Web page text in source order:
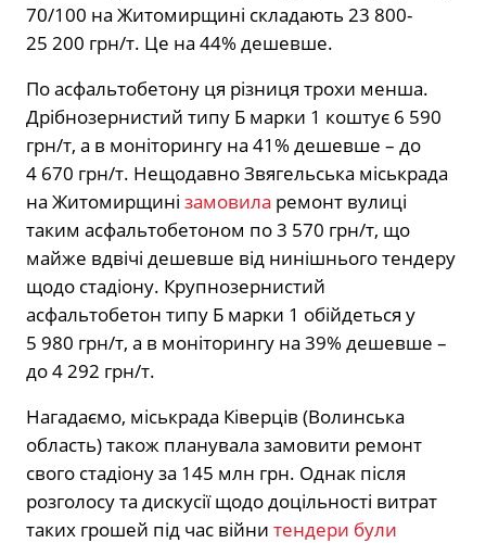
70/100 на Житомирщині складають 23 800-
25 200 грн/т. Це на 44% дешевше.
По асфальтобетону ця різниця трохи менша.
Дрібнозернистий типу Б марки 1 коштує 6 590
грн/т, а в моніторингу на 41% дешевше – до
4 670 грн/т. Нещодавно Звягельська міськрада
на Житомирщині замовила ремонт вулиці
таким асфальтобетоном по 3 570 грн/т, що
майже вдвічі дешевше від нинішнього тендеру
щодо стадіону. Крупнозернистий
асфальтобетон типу Б марки 1 обійдеться у
5 980 грн/т, а в моніторингу на 39% дешевше –
до 4 292 грн/т.
Нагадаємо, міськрада Ківерців (Волинська
область) також планувала замовити ремонт
свого стадіону за 145 млн грн. Однак після
розголосу та дискусії щодо доцільності витрат
таких грошей під час війни тендери були